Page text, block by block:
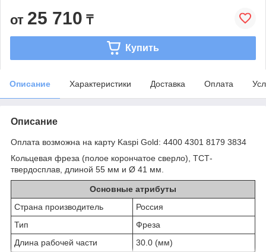
от 25 710 ₸
Купить
Описание Характеристики Доставка Оплата
Описание
Оплата возможна на карту Kaspi Gold: 4400 4301 8179 3834
Кольцевая фреза (полое корончатое сверло), ТСТ-
твердосплав, длиной 55 мм и Ø 41 мм.
Основные атрибуты
Страна производитель
Россия
Тип
Фреза
Длина рабочей части
30.0 (мм)